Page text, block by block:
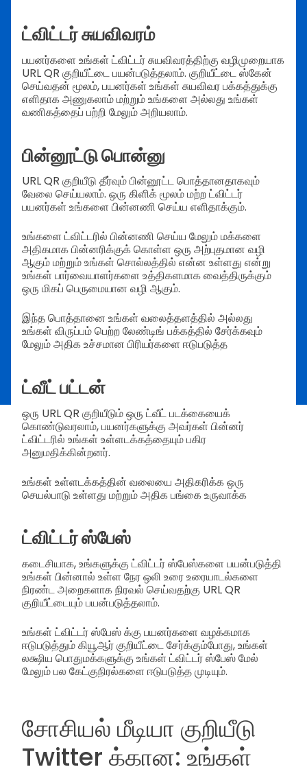
ட்விட்டர் சுயவிவரம்
பயனர்களை உங்கள் ட்விட்டர் சுயவிவரத்திற்கு வழிமுறையாக
URL QR குறியீட்டை பயன்படுத்தலாம். குறியீட்டை ஸ்கேன்
செய்வதன் மூலம், பயனர்கள் உங்கள் சுயவிவர பக்கத்துக்கு
எளிதாக அணுகலாம் மற்றும் உங்களை அல்லது உங்கள்
வணிகத்தைப் பற்றி மேலும் அறியலாம்.
பின்னூட்டு பொன்னு
URL QR குறியீடு தீர்வும் பின்னூட்ட பொத்தானதாகவும்
வேலை செய்யலாம். ஒரு கிளிக் மூலம் மற்ற ட்விட்டர்
பயனர்கள் உங்களை பின்னணி செய்ய எளிதாக்கும்.
உங்களை ட்விட்டரில் பின்னணி செய்ய மேலும் மக்களை
அதிகமாக பின்னரிக்குக் கொள்ள ஒரு அற்புதமான வழி
ஆகும் மற்றும் உங்கள் சொல்லத்தில் என்ன உள்ளது என்று
உங்கள் பார்வையாளர்களை உத்திகளமாக வைத்திருக்கும்
ஒரு மிகப் பெருமையான வழி ஆகும்.
இந்த பொத்தானை உங்கள் வலைத்தளத்தில் அல்லது
உங்கள் விருப்பம் பெற்ற லேண்டிங் பக்கத்தில் சேர்க்கவும்
மேலும் அதிக உச்சமான பிரியர்களை ஈடுபடுத்த
ட்வீட் பட்டன்
ஒரு URL QR குறியீடும் ஒரு ட்வீட் படக்கையைக்
கொண்டுவரலாம், பயனர்களுக்கு அவர்கள் பின்னர்
ட்விட்டரில் உங்கள் உள்ளடக்கத்தையும் பகிர
அனுமதிக்கின்றனர்.
உங்கள் உள்ளடக்கத்தின் வலையை அதிகரிக்க ஒரு
செயல்பாடு உள்ளது மற்றும் அதிக பங்கை உருவாக்க
ட்விட்டர் ஸ்பேஸ்
கடைசியாக, உங்களுக்கு ட்விட்டர் ஸ்பேஸ்களை பயன்படுத்தி
உங்கள் பின்னால் உள்ள நேர ஒலி உரை உரையாடல்களை
நிரண்ட அறைகளாக நிரவல் செய்வதற்கு URL QR
குறியீட்டையும் பயன்படுத்தலாம்.
உங்கள் ட்விட்டர் ஸ்பேஸ் க்கு பயனர்களை வழக்கமாக
ஈடுபடுத்தும் கியூஆர் குறியீட்டை சேர்க்கும்போது, உங்கள்
லக்ஷிய பொதுமக்களுக்கு உங்கள் ட்விட்டர் ஸ்பேஸ் மேல்
மேலும் பல கேட்குநிரல்களை ஈடுபடுத்த முடியும்.
சோசியல் மீடியா குறியீடு
Twitter க்கான: உங்கள்